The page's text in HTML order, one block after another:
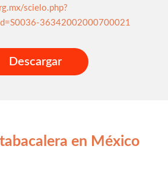
scielo.php?
36342002000700021
Descargar
en México